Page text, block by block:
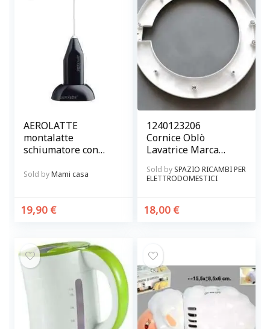
AEROLATTE
montalatte
schiumatore con
elettrico a batterie
Sold byMami casa
19,90 €
1240123206
Cornice Oblò
Lavatrice Marca
Sold by SPAZIO RICAMBI PER
ELETTRODOMESTICI
18,00 €